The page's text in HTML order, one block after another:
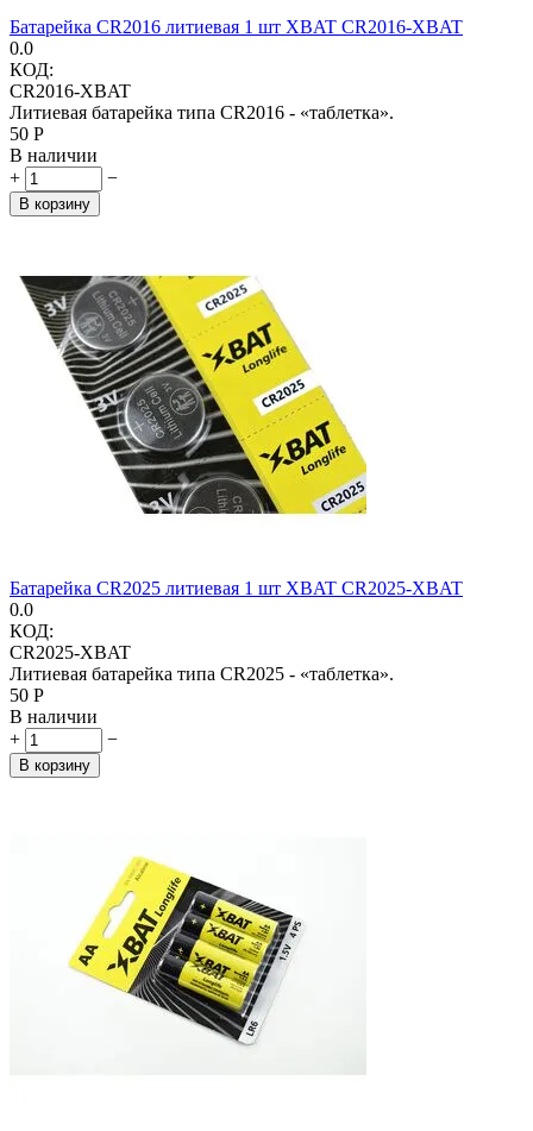
Батарейка CR2016 литиевая 1 шт XBAT CR2016-XBAT
0.0
КОД:
CR2016-XBAT
Литиевая батарейка типа CR2016 - «таблетка».
‍50‍ Р
В наличии
+
−
В корзину
Батарейка CR2025 литиевая 1 шт XBAT CR2025-XBAT
0.0
КОД:
CR2025-XBAT
Литиевая батарейка типа CR2025 - «таблетка».
‍50‍ Р
В наличии
+
−
В корзину